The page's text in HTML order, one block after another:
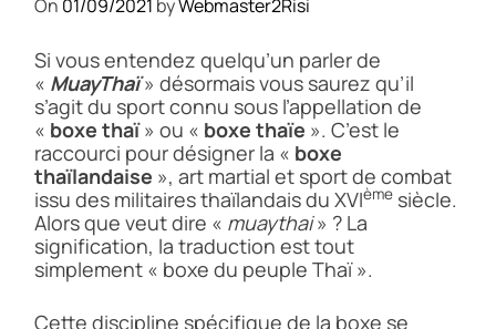
On 01/09/2021 byWebmaster2Risi
Si vous entendez quelqu’un parler de
« MuayThaï» désormais vous saurez qu’il
s’agit du sport connu sous l’appellation de
« boxe thaï» ou « boxe thaïe ». C’est le
raccourci pour désigner la « boxe
thaïlandaise », art martial et sport de combat
issu des militaires thaïlandais du XVIème siècle.
Alors que veut dire « muaythai» ? La
signification, la traduction est tout
simplement « boxe du peuple Thaï ».
Cette discipline spécifique de la boxe se